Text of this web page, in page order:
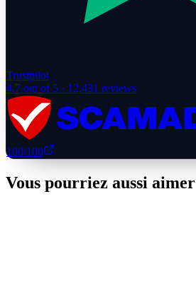
Trustpilot
4.7 out of 5 · 12,431 reviews
100/100
Vous pourriez aussi aimer